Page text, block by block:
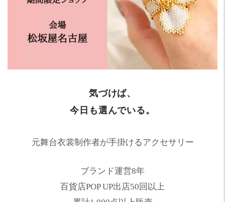
気づけば、
今日も選んでいる。
元舞台衣裳制作者が手掛けるアクセサリー
ブランド運営8年
百貨店POP UP出店50回以上